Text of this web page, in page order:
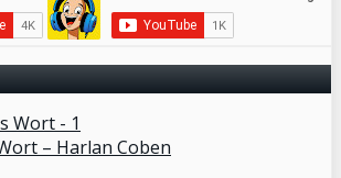
– Harlan Coben